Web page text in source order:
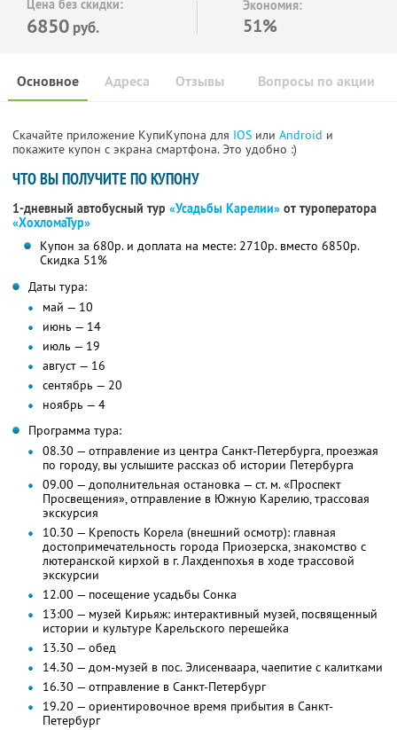
Цена без скидки:
6850 руб.
Экономия:
51%
Основное Отзывы Вопросы по акции
Адреса
Скачайте приложение КупиКупона для IOS или Android и
покажите купон с экрана смартфона. Это удобно :)
ЧТО ВЫ ПОЛУЧИТЕ ПО КУПОНУ
1-дневный автобусный тур «Усадьбы Карелии» от туроператора
«ХохломаТур»
Купон за 680р. и доплата на месте: 2710р. вместо 6850р.
Скидка 51%
Даты тура:
май — 10
июнь — 14
июль — 19
август — 16
сентябрь — 20
ноябрь — 4
Программа тура:
08.30 — отправление из центра Санкт-Петербурга, проезжая
по городу, вы услышите рассказ об истории Петербурга
09.00 — дополнительная остановка — ст. м. «Проспект
Просвещения», отправление в Южную Карелию, трассовая
экскурсия
10.30 — Крепость Корела (внешний осмотр): главная
достопримечательность города Приозерска, знакомство с
лютеранской кирхой в г. Лахденпохья в ходе трассовой
экскурсии
12.00 — посещение усадьбы Сонка
13:00 — музей Кирьяж: интерактивный музей, посвященный
истории и культуре Карельского перешейка
13.30 — обед
14.30 — дом-музей в пос. Элисенваара, чаепитие с калитками
16.30 — отправление в Санкт-Петербург
19.20 — ориентировочное время прибытия в Санкт-
Петербург